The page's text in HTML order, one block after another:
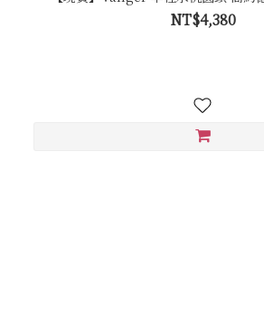
NT$4,380